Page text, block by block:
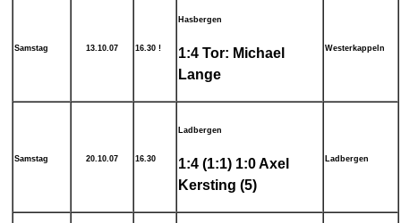
Samstag 13.10.07 16.30 !
Hasbergen
1:4 Tor: Michael
Lange
Westerkappeln
Samstag 20.10.07 16.30
Ladbergen
1:4 (1:1) 1:0 Axel
Kersting (5)
Ladbergen